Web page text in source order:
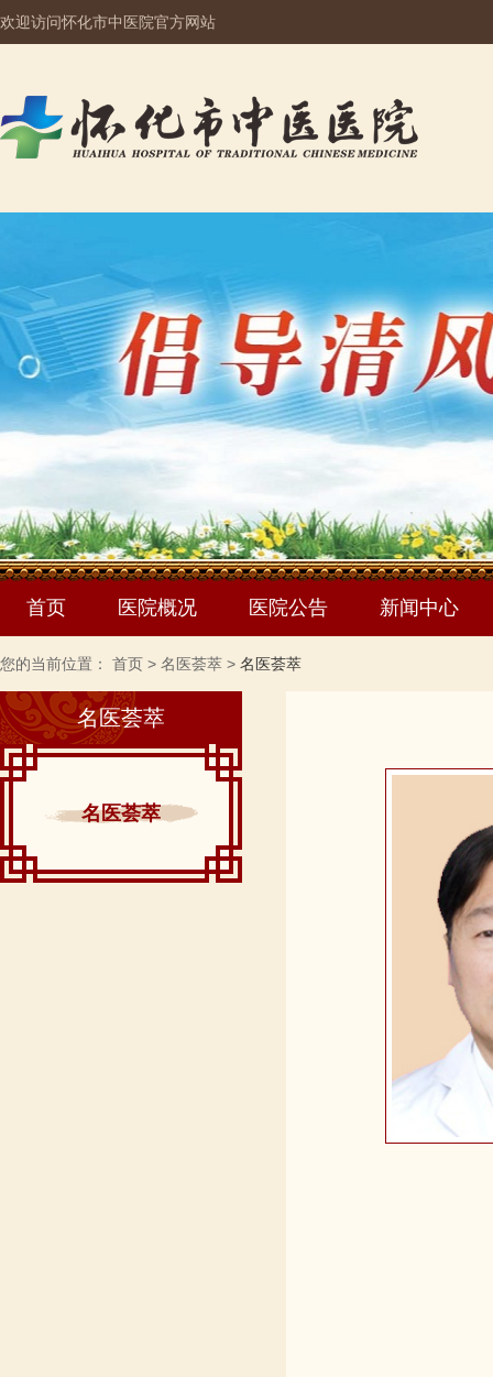
欢迎访问怀化市中医院官方网站
首页 医院概况 医院公告 新闻中心
您的当前位置： 首页 > 名医荟萃 > 名医荟萃
名医荟萃
名医荟萃